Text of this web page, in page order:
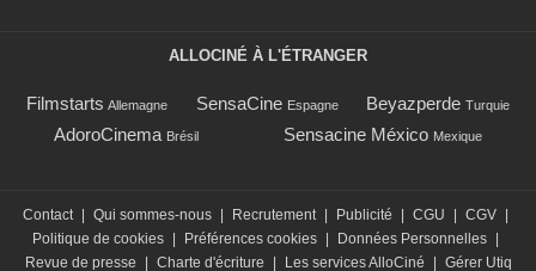
ALLOCINÉ À L'ÉTRANGER
Filmstarts Allemagne SensaCine Espagne Beyazperde Turquie
AdoroCinema Brésil Sensacine México Mexique
Contact | Qui sommes-nous | Recrutement | Publicité | CGU | CGV |
Politique de cookies | Préférences cookies | Données Personnelles |
Revue de presse
| Charte d'écriture | Les services AlloCiné | Gérer Utiq